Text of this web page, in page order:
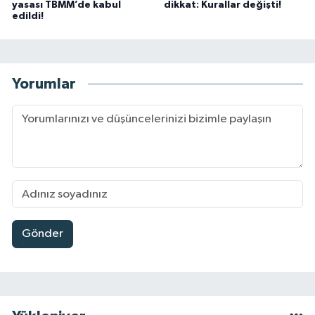
yasası TBMM’de kabul
edildi!
dikkat: Kurallar değişti!
Yorumlar
Gönder